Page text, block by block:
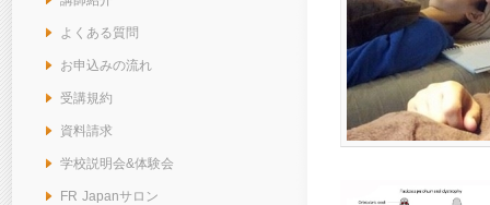
よくある質問
お申込みの流れ
受講規約
資料請求
学校説明会&体験会
FR Japanサロン